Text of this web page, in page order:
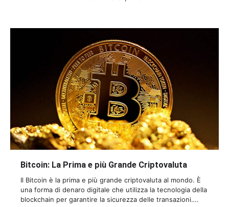
Bitcoin: La Prima e più Grande Criptovaluta
Il Bitcoin è la prima e più grande criptovaluta al mondo. È
una forma di denaro digitale che utilizza la tecnologia della
blockchain per garantire la sicurezza delle transazioni….